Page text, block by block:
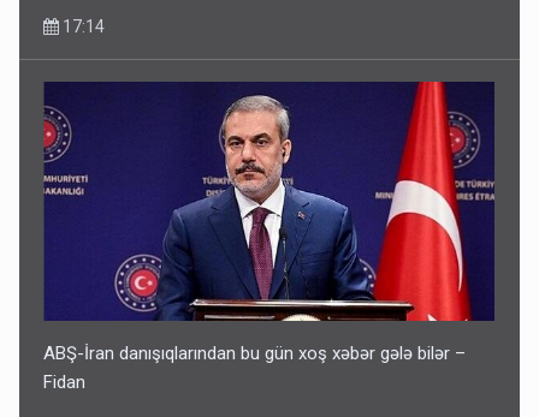
17:14
ABŞ-İran danışıqlarından bu gün xoş xəbər gələ bilər –
Fidan